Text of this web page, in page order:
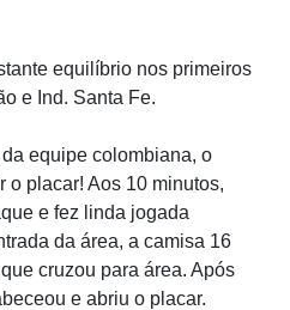
equilíbrio nos primeiros
e Ind. Santa Fe.
equipe colombiana, o
placar! Aos 10 minutos,
e fez linda jogada
da área, a camisa 16
cruzou para área. Após
e abriu o placar.